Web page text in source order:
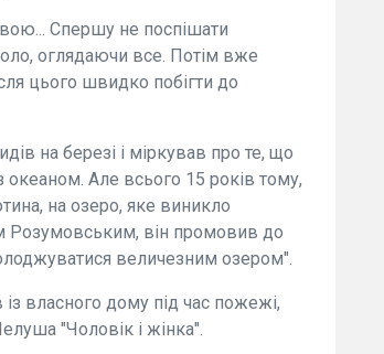
Спершу не поспішати
оглядаючи все. Потім вже
цього швидко побігти до
на березі і міркував про те, що
Але всього 15 років тому,
на озеро, яке виникло
Розумовським, він промовив до
величезним озером".
власного дому під час пожежі,
"Чоловік і жінка".